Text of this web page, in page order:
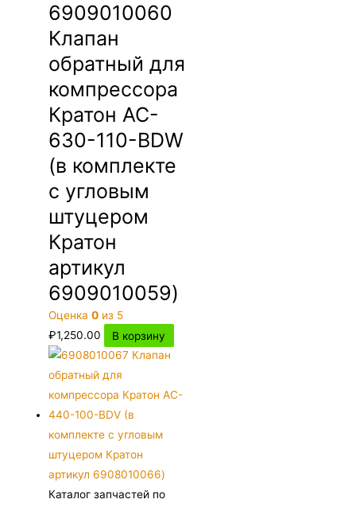
6909010060
Клапан
обратный для
компрессора
Кратон AC-
630-110-BDW
(в комплекте
с угловым
штуцером
Кратон
артикул
6909010059)
Оценка0 из 5
₽1,250.00 В корзину
Каталог запчастей по